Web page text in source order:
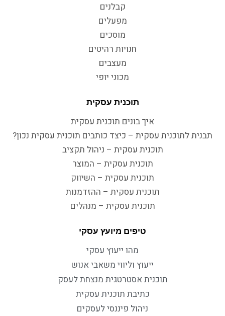
קבלנים
מפעלים
מוסכים
חנויות רהיטים
מעצבים
מכוני יופי
תוכנית עסקית
איך בונים תוכנית עסקית
תבנית לתוכנית עסקית – כיצד כותבים תוכנית עסקית נכון?
תוכנית עסקית – ניהול תקציב
תוכנית עסקית – המוצר
תוכנית עסקית – השיווק
תוכנית עסקית – ההזדמנות
תוכנית עסקית – מנהלים
טיפים מיועץ עסקי
מהו ייעוץ עסקי
ייעוץ וליווי משאבי אנוש
תוכנית אסטרטגית מנצחת לעסק
כתיבת תוכנית עסקית
ניהול פיננסי לעסקים